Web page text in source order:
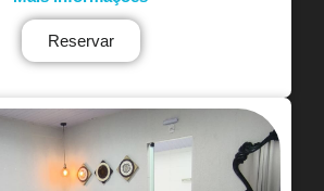
Reservar